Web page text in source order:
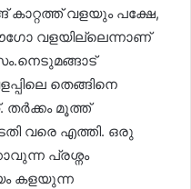
കാറ്റത്ത് വളയും പക്ഷേ,
വളയില്ലെന്നാണ്
തെങ്ങിനെ
മൂത്ത്
വരെ എത്തി. ഒരു
പ്രശ്നം
കളയുന്ന